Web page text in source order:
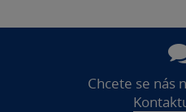
Chcete se nás